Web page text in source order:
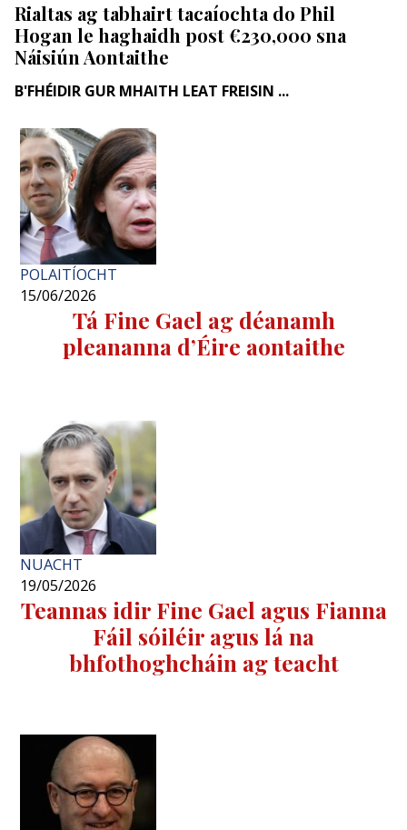
Rialtas ag tabhairt tacaíochta do Phil
Hogan le haghaidh post €230,000 sna
Náisiún Aontaithe
B'FHÉIDIR GUR MHAITH LEAT FREISIN ...
POLAITÍOCHT
15/06/2026
Tá Fine Gael ag déanamh
pleananna d’Éire aontaithe
NUACHT
19/05/2026
Teannas idir Fine Gael agus Fianna
Fáil sóiléir agus lá na
bhfothoghcháin ag teacht